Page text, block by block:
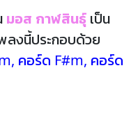
มอส กาฬสินธุ์ เป็น
ลงนี้ประกอบด้วย
, คอร์ด F#m, คอร์ด